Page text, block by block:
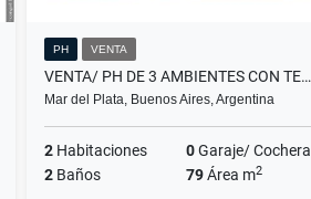
PH VENTA
VENTA/ PH DE 3 AMBIENTES CON TERRAZA/ MAR DEL PLATA
Mar del Plata, Buenos Aires, Argentina
2 Habitaciones 0Garaje/ Cochera
2 Baños 79Área m2